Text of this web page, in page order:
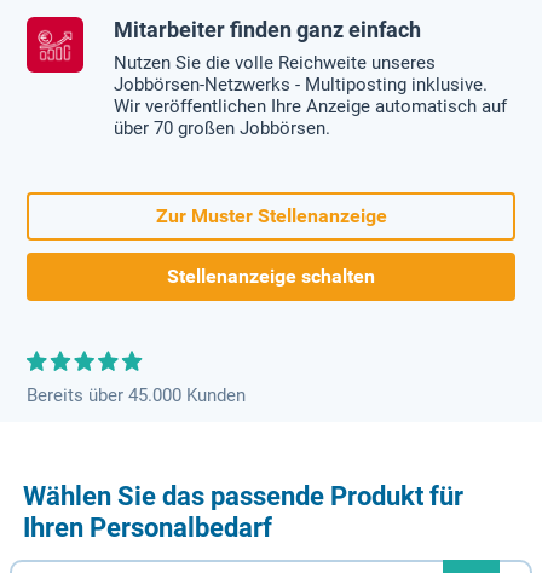
Mitarbeiter finden ganz einfach
Nutzen Sie die volle Reichweite unseres
Jobbörsen-Netzwerks - Multiposting inklusive.
Wir veröffentlichen Ihre Anzeige automatisch auf
über 70 großen Jobbörsen.
Zur Muster Stellenanzeige
Stellenanzeige schalten
Bereits über 45.000 Kunden
Wählen Sie das passende Produkt für
Ihren Personalbedarf